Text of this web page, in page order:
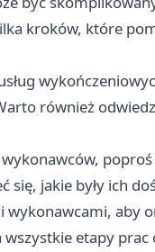
kroków, które
również
jakie były ich
aby
etapy prac